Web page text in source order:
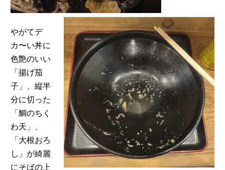
やがてデ
カ〜い丼に
色艶のいい
「揚げ茄
子」、縦半
分に切った
「鯛のちく
わ天」、
「大根おろ
し」が綺麗
にそばの上